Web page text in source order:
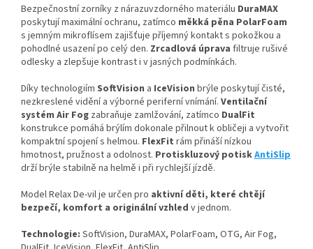
Bezpečnostní zorníky z nárazuvzdorného materiálu DuraMAX
poskytují maximální ochranu, zatímco měkká pěna PolarFoam
s jemným mikroflísem zajišťuje příjemný kontakt s pokožkou a
pohodlné usazení po celý den. Zrcadlová úprava filtruje rušivé
odlesky a zlepšuje kontrast i v jasných podmínkách.
Díky technologiím SoftVision a IceVision brýle poskytují čisté,
nezkreslené vidění a výborné periferní vnímání. Ventilační
systém Air Fog zabraňuje zamlžování, zatímco DualFit
konstrukce pomáhá brýlím dokonale přilnout k obličeji a vytvořit
kompaktní spojení s helmou. FlexFit rám přináší nízkou
hmotnost, pružnost a odolnost. Protiskluzový potiskAntiSlip
drží brýle stabilně na helmě i při rychlejší jízdě.
Model Relax De-vil je určen pro aktivní děti, které chtějí
bezpečí, komfort a originální vzhled v jednom.
Technologie: SoftVision, DuraMAX, PolarFoam, OTG, Air Fog,